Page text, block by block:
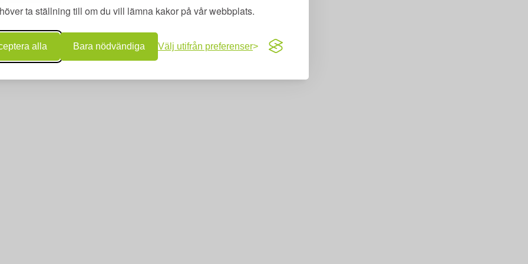
ta ställning till om du vill lämna kakor på vår webbplats.
alla Bara nödvändiga Välj utifrån preferenser